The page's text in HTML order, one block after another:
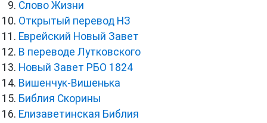
Слово Жизни
Открытый перевод НЗ
Еврейский Новый Завет
В переводе Лутковского
Новый Завет РБО 1824
Вишенчук-Вишенька
Библия Скорины
Елизаветинская Библия